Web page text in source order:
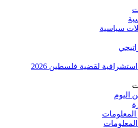
سياسية
لقضية فلسطين 2026
اليوم